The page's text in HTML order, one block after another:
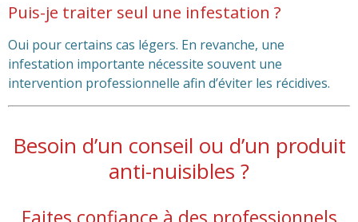
Puis-je traiter seul une infestation ?
Oui pour certains cas légers. En revanche, une
infestation importante nécessite souvent une
intervention professionnelle afin d’éviter les récidives.
Besoin d’un conseil ou d’un produit
anti-nuisibles ?